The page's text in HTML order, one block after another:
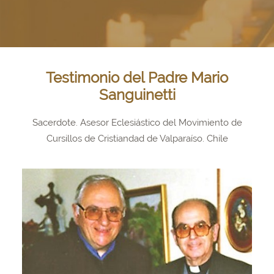
CONTACTOTestimonio del Padre Mario
Sanguinetti
Sacerdote. Asesor Eclesiástico del Movimiento de
Cursillos de Cristiandad de Valparaíso. Chile